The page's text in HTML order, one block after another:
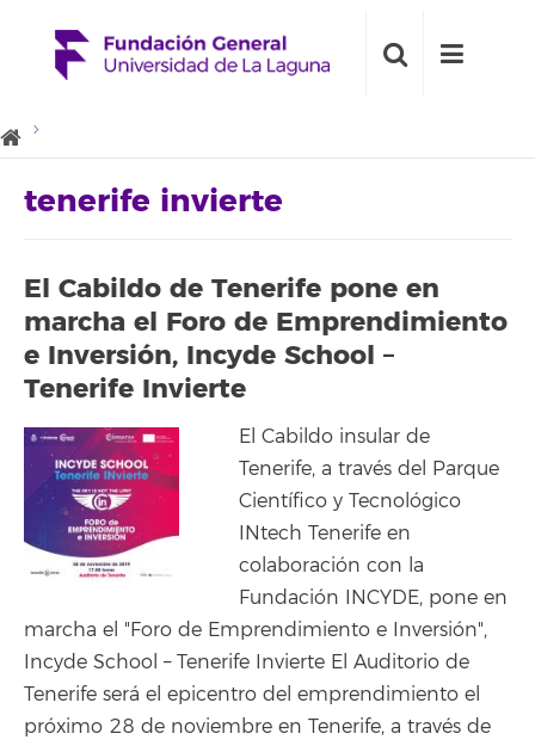
tenerife invierte
El Cabildo de Tenerife pone en
marcha el Foro de Emprendimiento
e Inversión, Incyde School –
Tenerife Invierte
El Cabildo insular de
Tenerife, a través del Parque
Científico y Tecnológico
INtech Tenerife en
colaboración con la
Fundación INCYDE, pone en
marcha el "Foro de Emprendimiento e Inversión",
Incyde School – Tenerife Invierte El Auditorio de
Tenerife será el epicentro del emprendimiento el
próximo 28 de noviembre en Tenerife, a través de